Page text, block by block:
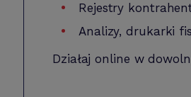
Rejestry
Analizy, drukarki
Działaj online w